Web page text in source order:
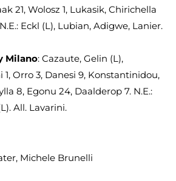
21, Wolosz 1, Lukasik, Chirichella
Eckl (L), Lubian, Adigwe, Lanier.
Milano: Cazaute, Gelin (L),
Orro 3, Danesi 9, Konstantinidou,
8, Egonu 24, Daalderop 7. N.E.:
All. Lavarini.
Michele Brunelli